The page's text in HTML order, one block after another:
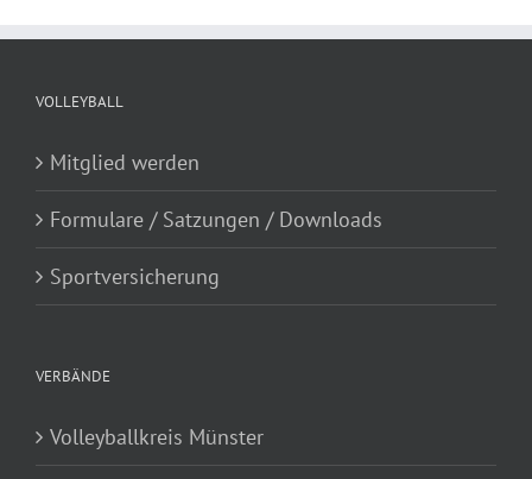
VOLLEYBALL
Mitglied werden
Formulare / Satzungen / Downloads
Sportversicherung
VERBÄNDE
Volleyballkreis Münster